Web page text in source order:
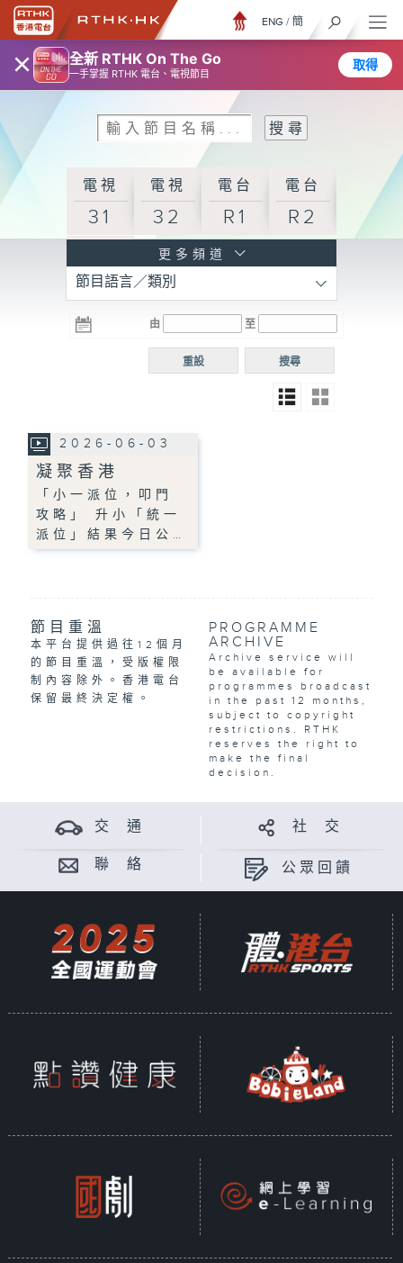
× 全新 RTHK On The Go
一手掌握 RTHK 電台、電視節目
取得
ENG / 簡
電視
31
電視
32
電台
R1
電台
R2
R3
電台 電台
R5
電台
普通
更多頻道
節目語言／類別
由 至
搜尋
重設
2026-06-03
凝聚香港
「小一派位，叩門
攻略」 升小「統一
派位」結果今日公…
節目重溫
本平台提供過往12個月
的節目重溫，受版權限
制內容除外。香港電台
保留最終決定權。
PROGRAMME
ARCHIVE
Archive service will
be available for
programmes broadcast
in the past 12 months,
subject to copyright
restrictions. RTHK
reserves the right to
make the final
decision.
交 通 社 交
聯 絡 公眾回饋